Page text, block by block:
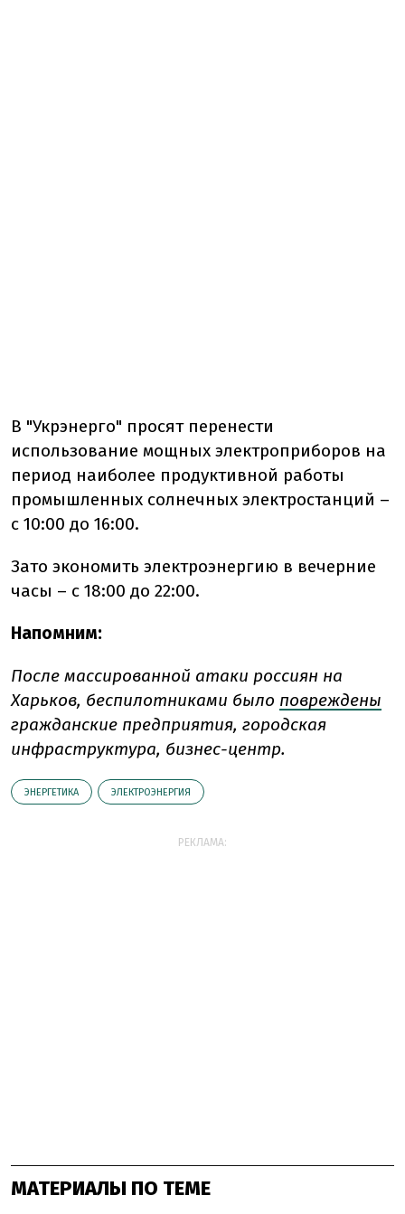
В "Укрэнерго" просят перенести
использование мощных электроприборов на
период наиболее продуктивной работы
промышленных солнечных электростанций –
с 10:00 до 16:00.
Зато экономить электроэнергию в вечерние
часы – с 18:00 до 22:00.
Напомним:
После массированной атаки россиян на
Харьков, беспилотниками было повреждены
гражданские предприятия, городская
инфраструктура, бизнес-центр.
ЭНЕРГЕТИКА ЭЛЕКТРОЭНЕРГИЯ
РЕКЛАМА:
МАТЕРИАЛЫ ПО ТЕМЕ